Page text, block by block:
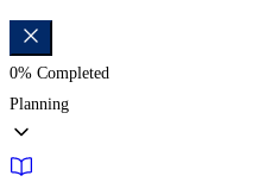
0% Completed
Planning